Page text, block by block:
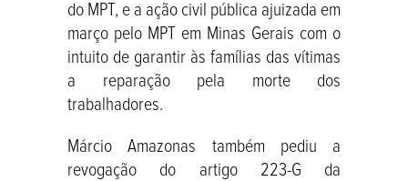
do MPT, e a ação civil pública ajuizada em
março pelo MPT em Minas Gerais com o
intuito de garantir às famílias das vítimas
a reparação pela morte dos
trabalhadores.
Márcio Amazonas também pediu a
revogação do artigo 223-G da